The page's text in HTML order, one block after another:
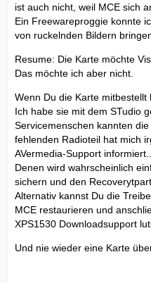
ist auch nicht, weil MCE sich
Ein Freewareproggie konnte
von ruckelnden Bildern
Resume: Die Karte möchte
Das möchte ich aber nicht.
Wenn Du die Karte mitbestellt
Ich habe sie mit dem STudio
Servicemenschen kannten
fehlenden Radioteil hat mich
AVermedia-Support informiert...
Denen wird wahrscheinlich
sichern und den
Alternativ kannst Du die
MCE restaurieren und
XPS1530 Downloadsupport
Und nie wieder eine Karte